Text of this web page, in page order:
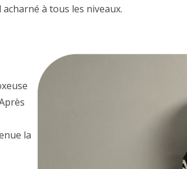
à tous les niveaux.
la